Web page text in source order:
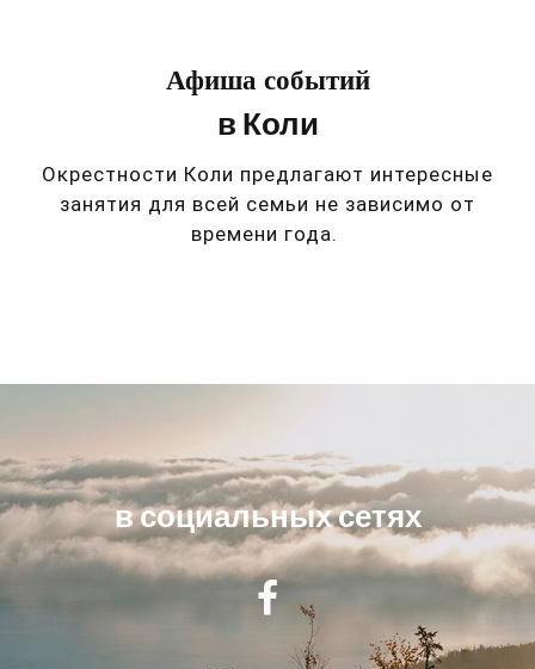
Афиша событий
в Коли
Окрестности Коли предлагают интересные
занятия для всей семьи не зависимо от
времени года.
в социальных сетях